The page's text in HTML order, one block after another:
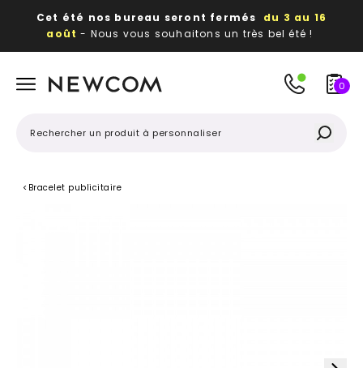
Cet été nos bureau seront fermés du 3 au 16
août - Nous vous souhaitons un très bel été !
publicitaires
0
< Bracelet publicitaire